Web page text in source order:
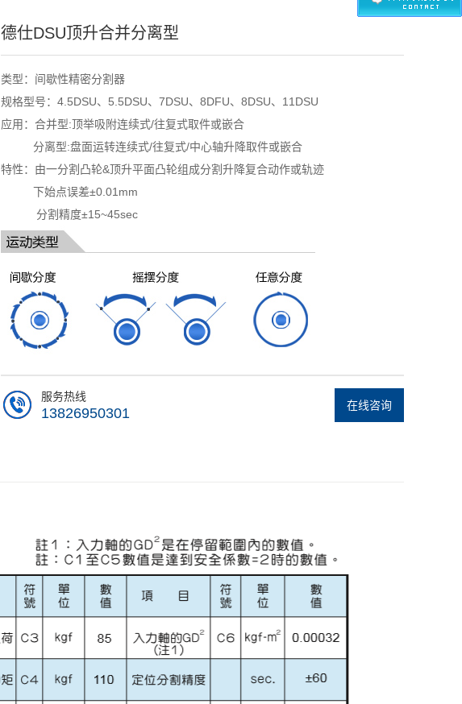
德仕DSU顶升合并分离型
类型：间歇性精密分割器
规格型号：4.5DSU、5.5DSU、7DSU、8DFU、8DSU、11DSU
应用：合并型:顶举吸附连续式/往复式取件或嵌合
分离型:盘面运转连续式/往复式/中心轴升降取件或嵌合
特性：由一分割凸轮&顶升平面凸轮组成分割升降复合动作或轨迹
下始点误差±0.01mm
分割精度±15~45sec
在线咨询
服务热线
13826950301